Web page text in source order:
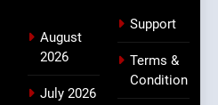
August
2026
July 2026
Support
Terms &
Condition